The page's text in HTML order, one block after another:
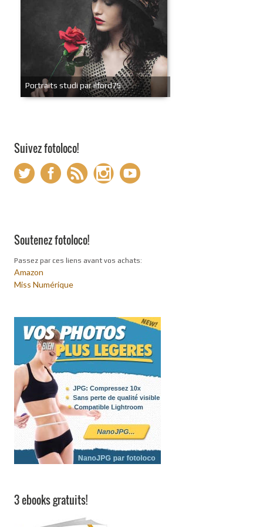
Portraits studi par ilford75
Suivez fotoloco!
Soutenez fotoloco!
Passez par ces liens avant vos achats:
Amazon
Miss Numérique
3 ebooks gratuits!